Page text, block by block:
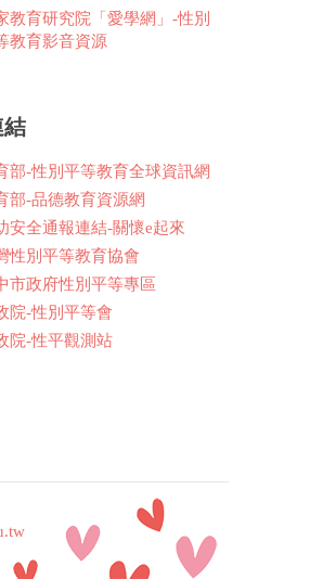
教育研究院「愛學網」-性別
教育影音資源
部-性別平等教育全球資訊網
部-品德教育資源網
安全通報連結-關懷e起來
性別平等教育協會
市政府性別平等專區
院-性別平等會
院-性平觀測站